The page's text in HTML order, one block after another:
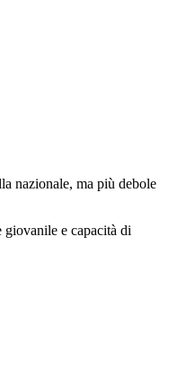
nazionale, ma più debole
e capacità di